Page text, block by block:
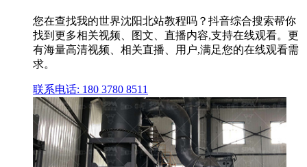
您在查找我的世界沈阳北站教程吗？抖音综合搜索帮你
找到更多相关视频、图文、直播内容,支持在线观看。更
有海量高清视频、相关直播、用户,满足您的在线观看需
求。
联系电话: 180 3780 8511